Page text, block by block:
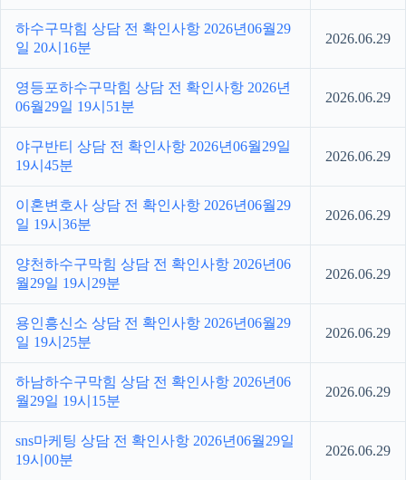
하수구막힘 상담 전 확인사항 2026년06월29
일 20시16분
2026.06.29
영등포하수구막힘 상담 전 확인사항 2026년
06월29일 19시51분
2026.06.29
야구반티 상담 전 확인사항 2026년06월29일
19시45분
2026.06.29
이혼변호사 상담 전 확인사항 2026년06월29
일 19시36분
2026.06.29
양천하수구막힘 상담 전 확인사항 2026년06
월29일 19시29분
2026.06.29
용인흥신소 상담 전 확인사항 2026년06월29
일 19시25분
2026.06.29
하남하수구막힘 상담 전 확인사항 2026년06
월29일 19시15분
2026.06.29
sns마케팅 상담 전 확인사항 2026년06월29일
19시00분
2026.06.29